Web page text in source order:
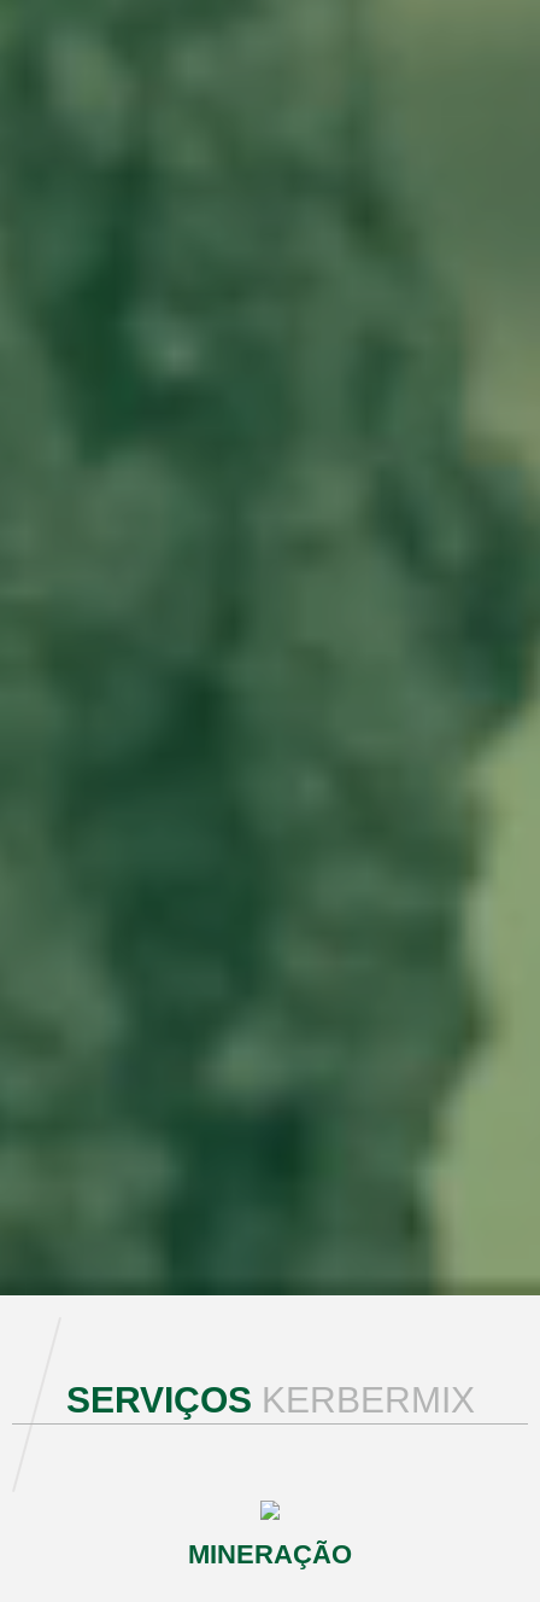
SERVIÇOS KERBERMIX
MINERAÇÃO